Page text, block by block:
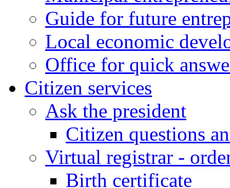
Guide for future
Local economic
Office for quick
Citizen services
Ask the president
Citizen questions
Virtual registrar -
Birth certificate